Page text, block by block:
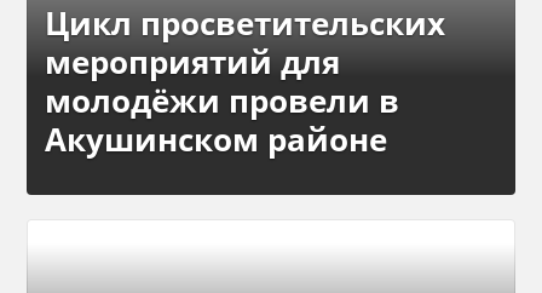
Цикл просветительских
мероприятий для
молодёжи провели в
Акушинском районе